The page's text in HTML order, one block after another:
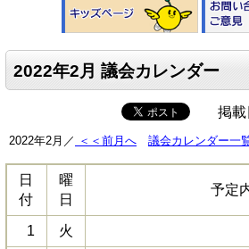
2022年2月 議会カレンダー
掲載
2022年2月／ ＜＜前月へ 議会カレンダー一
日
付
曜
日
予定
1 火